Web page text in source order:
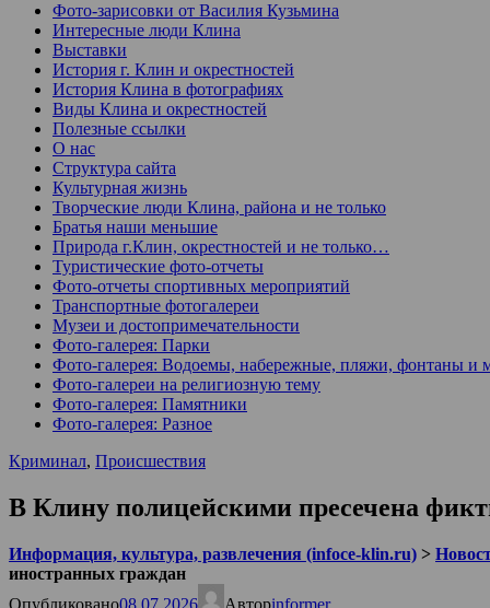
Фото-зарисовки от Василия Кузьмина
Интересные люди Клина
Выставки
История г. Клин и окрестностей
История Клина в фотографиях
Виды Клина и окрестностей
Полезные ссылки
О нас
Структура сайта
Культурная жизнь
Творческие люди Клина, района и не только
Братья наши меньшие
Природа г.Клин, окрестностей и не только…
Туристические фото-отчеты
Фото-отчеты спортивных мероприятий
Транспортные фотогалереи
Музеи и достопримечательности
Фото-галерея: Парки
Фото-галерея: Водоемы, набережные, пляжи, фонтаны и
Фото-галереи на религиозную тему
Фото-галерея: Памятники
Фото-галерея: Разное
Криминал, Происшествия
В Клину полицейскими пресечена
Информация, культура, развлечения (infoce-klin.ru) >
иностранных граждан
Опубликовано08.07.2026 Авторinformer